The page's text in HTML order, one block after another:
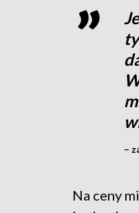
–
Na ceny